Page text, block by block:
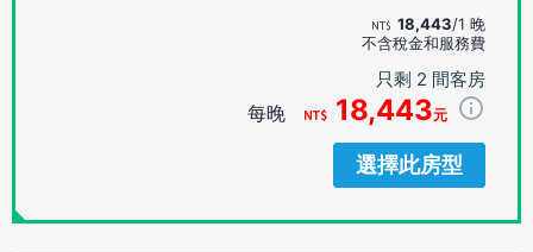
18,443/1 晚
不含稅金和服務費
只剩 2 間客房
每晚 18,443元
選擇此房型